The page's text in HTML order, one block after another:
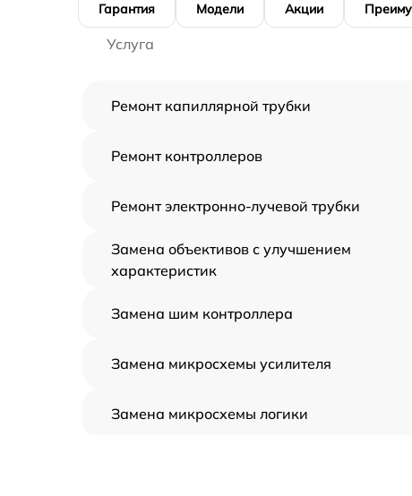
Гарантия Модели Акции
Услуга
Ремонт капиллярной трубки
Ремонт контроллеров
Ремонт электронно-лучевой трубки
Замена объективов с улучшением
характеристик
Замена шим контроллера
Замена микросхемы усилителя
Замена микросхемы логики